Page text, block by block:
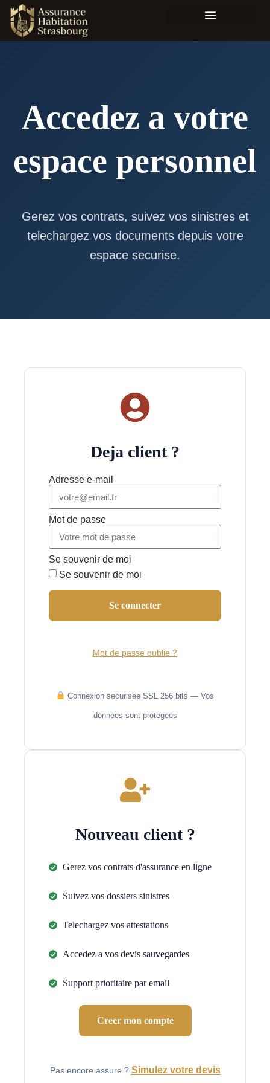
Accedez a votre
espace personnel
Gerez vos contrats, suivez vos sinistres et
telechargez vos documents depuis votre
espace securise.
Deja client ?
Adresse e-mail
Mot de passe
Se souvenir de moi
Se souvenir de moi
Se connecter
Mot de passe oublie ?
Connexion securisee SSL 256 bits — Vos
donnees sont protegees
Nouveau client ?
Gerez vos contrats d'assurance en ligne
Suivez vos dossiers sinistres
Telechargez vos attestations
Accedez a vos devis sauvegardes
Support prioritaire par email
Creer mon compte
Pas encore assure ? Simulez votre devis